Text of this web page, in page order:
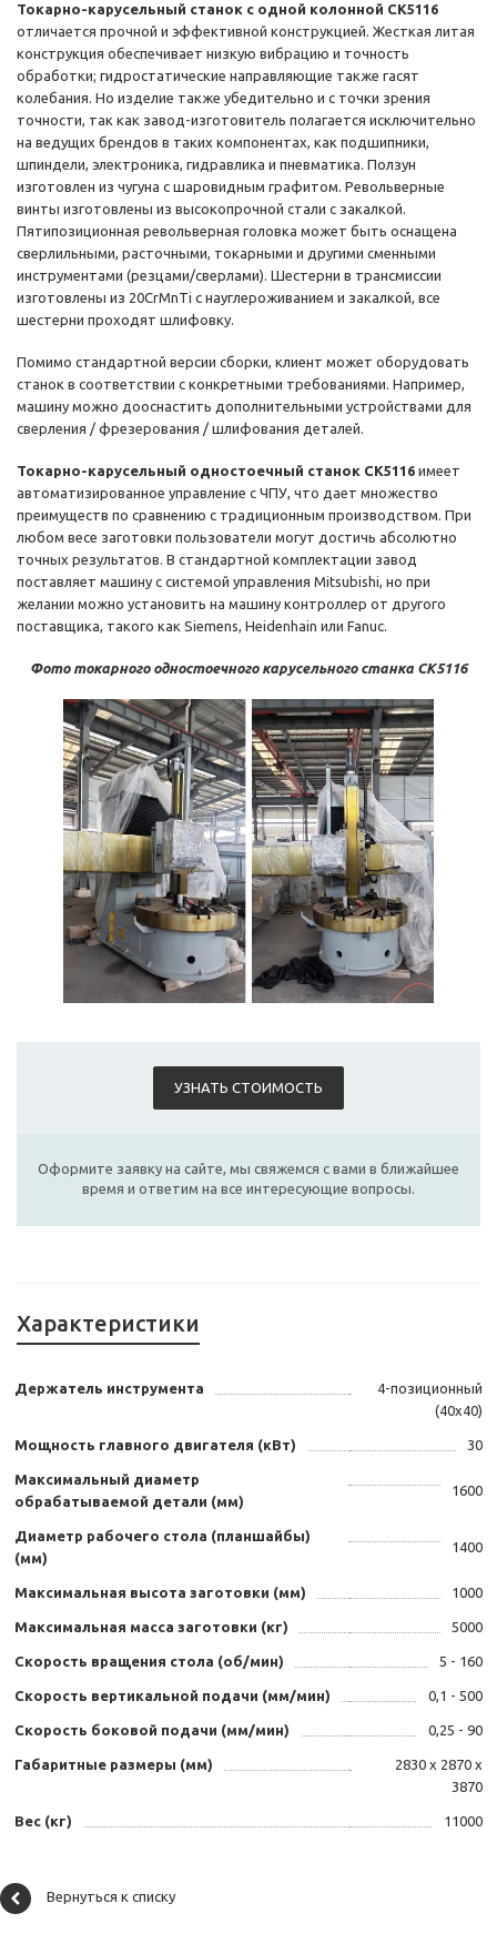
Токарно-карусельный станок с одной колонной CK5116
отличается прочной и эффективной конструкцией. Жесткая литая
конструкция обеспечивает низкую вибрацию и точность
обработки; гидростатические направляющие также гасят
колебания. Но изделие также убедительно и с точки зрения
точности, так как завод-изготовитель полагается исключительно
на ведущих брендов в таких компонентах, как подшипники,
шпиндели, электроника, гидравлика и пневматика. Ползун
изготовлен из чугуна с шаровидным графитом. Револьверные
винты изготовлены из высокопрочной стали с закалкой.
Пятипозиционная револьверная головка может быть оснащена
сверлильными, расточными, токарными и другими сменными
инструментами (резцами/сверлами). Шестерни в трансмиссии
изготовлены из 20CrMnTi с науглероживанием и закалкой, все
шестерни проходят шлифовку.
Помимо стандартной версии сборки, клиент может оборудовать
станок в соответствии с конкретными требованиями. Например,
машину можно дооснастить дополнительными устройствами для
сверления / фрезерования / шлифования деталей.
Токарно-карусельный одностоечный станок CK5116 имеет
автоматизированное управление с ЧПУ, что дает множество
преимуществ по сравнению с традиционным производством. При
любом весе заготовки пользователи могут достичь абсолютно
точных результатов. В стандартной комплектации завод
поставляет машину с системой управления Mitsubishi, но при
желании можно установить на машину контроллер от другого
поставщика, такого как Siemens, Heidenhain или Fanuc.
Фото токарного одностоечного карусельного станка CK5116
УЗНАТЬ СТОИМОСТЬ
Оформите заявку на сайте, мы свяжемся с вами в ближайшее
время и ответим на все интересующие вопросы.
Характеристики
Держатель инструмента
4-позиционный
(40х40)
Мощность главного двигателя (кВт) 30
Максимальный диаметр
обрабатываемой детали (мм)
1600
Диаметр рабочего стола (планшайбы)
(мм)
1400
Максимальная высота заготовки (мм) 1000
Максимальная масса заготовки (кг) 5000
Скорость вращения стола (об/мин) 5 - 160
Скорость вертикальной подачи (мм/мин) 0,1 - 500
Скорость боковой подачи (мм/мин) 0,25 - 90
Габаритные размеры (мм)
2830 х 2870 х
3870
Вес (кг) 11000
Вернуться к списку